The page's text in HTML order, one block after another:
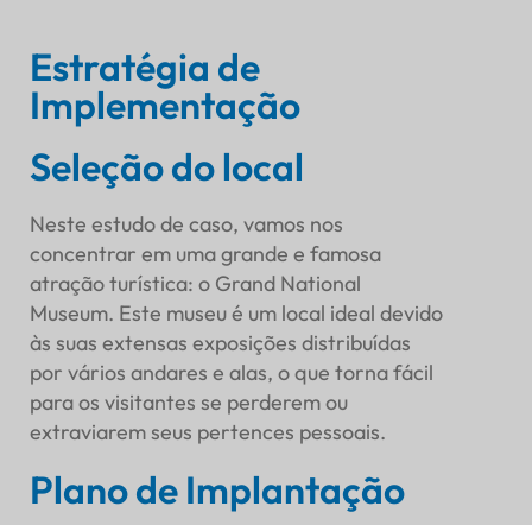
Estratégia de
Implementação
Seleção do local
Neste estudo de caso, vamos nos
concentrar em uma grande e famosa
atração turística: o Grand National
Museum. Este museu é um local ideal devido
às suas extensas exposições distribuídas
por vários andares e alas, o que torna fácil
para os visitantes se perderem ou
extraviarem seus pertences pessoais.
Plano de Implantação